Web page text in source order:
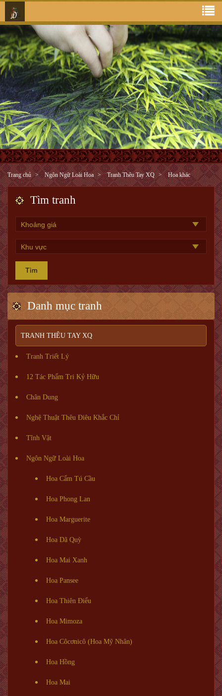
Trang chủ Ngôn Ngữ Loài Hoa Tranh Thêu Tay XQ Hoa khác
Tìm tranh
Tìm
Danh mục tranh
TRANH THÊU TAY XQ
Tranh Triết Lý
12 Tác Phẩm Tri Kỷ Hữu
Chân Dung
Nghệ Thuật Thêu Điêu Khắc Chỉ
Tĩnh Vật
Ngôn Ngữ Loài Hoa
Hoa Cẩm Tú Cầu
Hoa Phong Lan
Hoa Marguerite
Hoa Dã Quỳ
Hoa Mai Xanh
Hoa Pansee
Hoa Thiên Điểu
Hoa Mimoza
Hoa Côcơnicô (Hoa Mỹ Nhân)
Hoa Hồng
Hoa Mai